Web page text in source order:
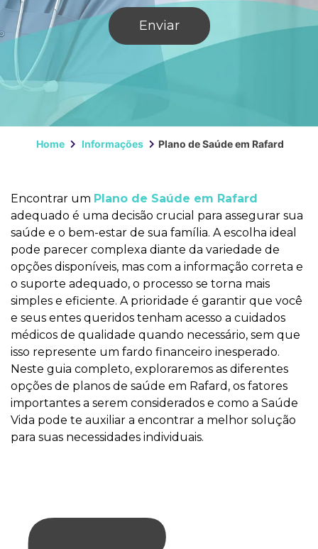
Home Informações Plano de Saúde em Rafard
Encontrar um Plano de Saúde em Rafard
adequado é uma decisão crucial para assegurar sua
saúde e o bem-estar de sua família. A escolha ideal
pode parecer complexa diante da variedade de
opções disponíveis, mas com a informação correta e
o suporte adequado, o processo se torna mais
simples e eficiente. A prioridade é garantir que você
e seus entes queridos tenham acesso a cuidados
médicos de qualidade quando necessário, sem que
isso represente um fardo financeiro inesperado.
Neste guia completo, exploraremos as diferentes
opções de planos de saúde em Rafard, os fatores
importantes a serem considerados e como a Saúde
Vida pode te auxiliar a encontrar a melhor solução
para suas necessidades individuais.